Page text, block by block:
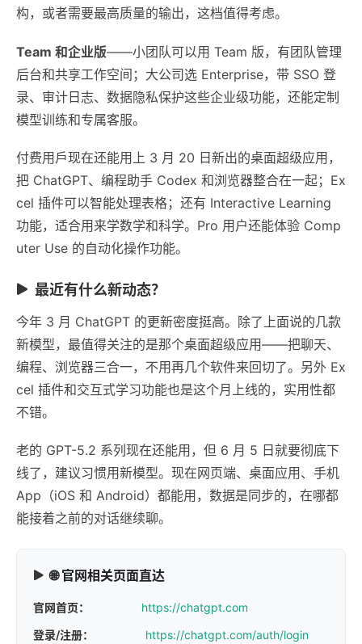
构，或者需要最高质量的输出，这档值得考虑。
Team 和企业版——小团队可以用 Team 版，有团队管理
后台和共享工作空间；大公司选 Enterprise，带 SSO 登
录、审计日志、数据隐私保护这些企业级功能，还能定制
模型训练和专属客服。
付费用戶现在还能用上 3 月 20 日新出的桌面超级应用，
把 ChatGPT、编程助手 Codex 和浏览器整合在一起；Ex
cel 插件可以智能处理表格；还有 Interactive Learning
功能，适合用来学数学和科学。Pro 用户还能体验 Comp
uter Use 的自动化操作功能。
最近有什么新动态？
今年 3 月 ChatGPT 的更新密度挺高。除了上面说的几款
新模型，最值得关注的是那个桌面超级应用——把聊天、
编程、浏览器三合一，不用再几个软件来回切了。另外 Ex
cel 插件和交互式学习功能也是这个月上线的，实用性都
不错。
老的 GPT-5.2 系列现在还能用，但 6 月 5 日就要彻底下
线了，建议习惯用新模型。现在网页端、桌面应用、手机
App（iOS 和 Android）都能用，数据是同步的，在哪都
能接着之前的对话继续聊。
🌐 官网相关页面直达
官网首页：
https://chatgpt.com
登录/注册：
https://chatgpt.com/auth/login